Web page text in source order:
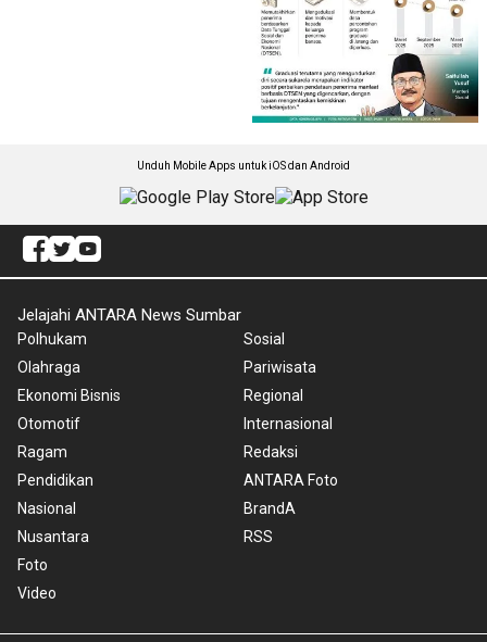
Unduh Mobile Apps untuk iOS dan Android
Jelajahi ANTARA News Sumbar
Polhukam
Olahraga
Ekonomi Bisnis
Otomotif
Ragam
Pendidikan
Nasional
Nusantara
Foto
Video
Sosial
Pariwisata
Regional
Internasional
Redaksi
ANTARA Foto
BrandA
RSS